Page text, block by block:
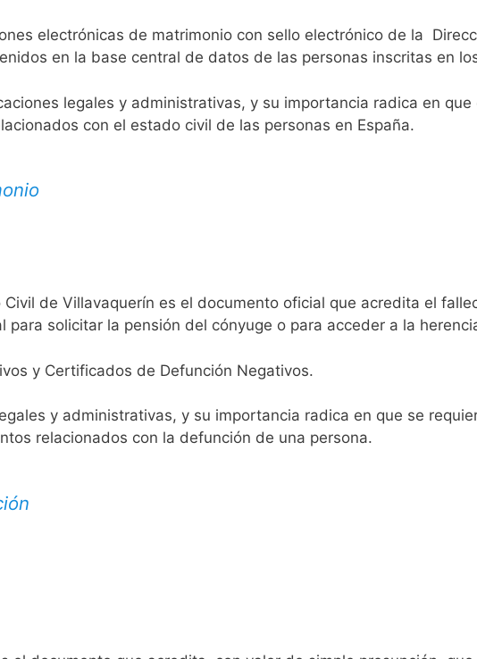
electrónicas de matrimonio con sello electrónico de la
en la base central de datos de las personas inscritas en
legales y administrativas, y su importancia radica en
con el estado civil de las personas en España.
de Villavaquerín es el documento oficial que acredita el
para solicitar la pensión del cónyuge o para acceder a la
y Certificados de Defunción Negativos.
y administrativas, y su importancia radica en que se
relacionados con la defunción de una persona.